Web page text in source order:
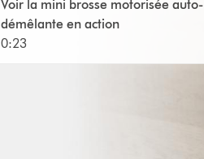
Voir la mini brosse motorisée auto-
démêlante en action
0:23